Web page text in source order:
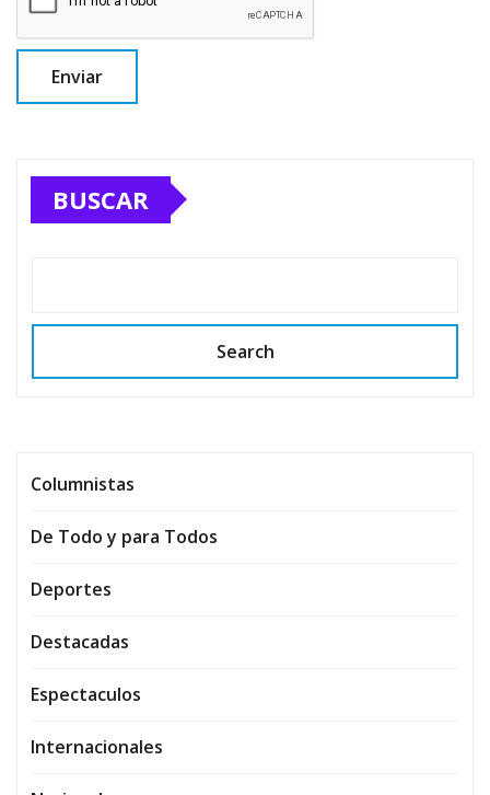
BUSCAR
Search
Columnistas
De Todo y para Todos
Deportes
Destacadas
Espectaculos
Internacionales